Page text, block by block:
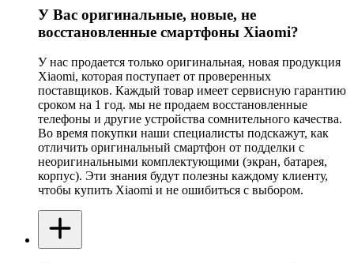
У Вас оригинальные, новые, не
восстановленные смартфоны Xiaomi?
У нас продается только оригинальная, новая продукция
Xiaomi, которая поступает от проверенных
поставщиков. Каждый товар имеет сервисную гарантию
сроком на 1 год. мы не продаем восстановленные
телефоны и другие устройства сомнительного качества.
Во время покупки наши специалисты подскажут, как
отличить оригинальный смартфон от подделки с
неоригинальными комплектующими (экран, батарея,
корпус). Эти знания будут полезны каждому клиенту,
чтобы купить Xiaomi и не ошибиться с выбором.